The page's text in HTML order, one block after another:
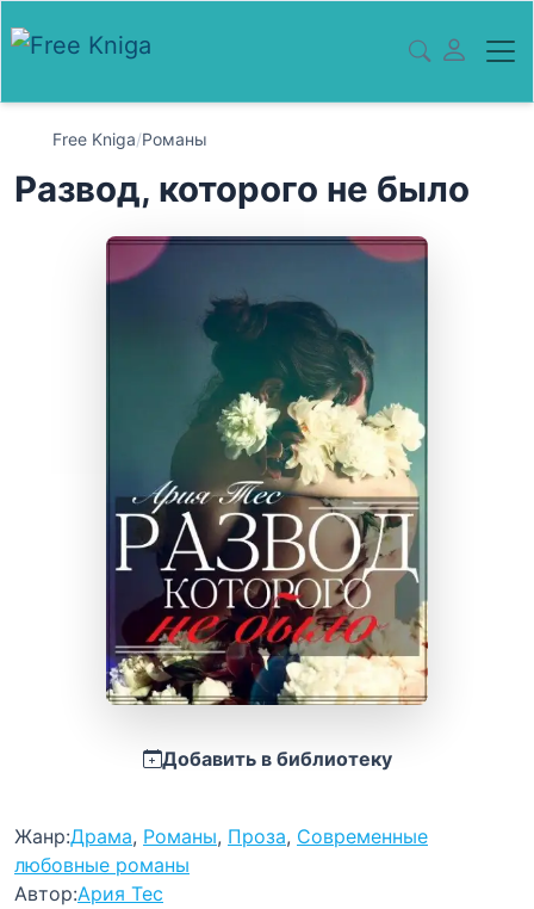
Free Kniga/Романы
Развод, которого не было
Добавить в библиотеку
Жанр:Драма, Романы, Проза, Современные
любовные романы
Автор:Ария Тес